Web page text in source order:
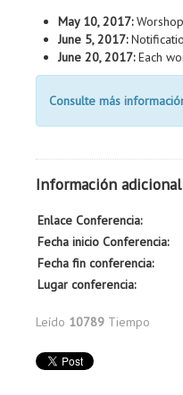
May 10, 2017:
June 5, 2017:
June 20, 2017:Each
Consulte más
Información adicional
Enlace Conferencia:
Fecha inicio Conferencia:
Fecha fin conferencia:
Lugar conferencia:
Leído 10789 Tiempo